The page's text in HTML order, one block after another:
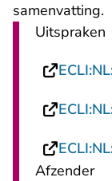
samenvatting.
Uitspraken
Afzender